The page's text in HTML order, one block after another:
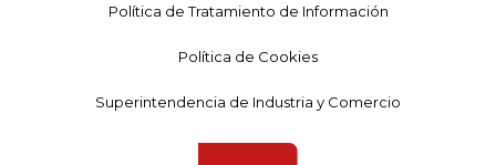
Política de Tratamiento de Información
Política de Cookies
Superintendencia de Industria y Comercio